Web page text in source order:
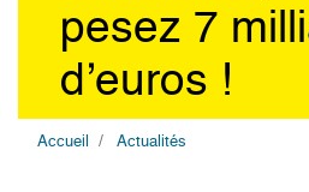
pesez 7
d’euros !
Accueil Actualités